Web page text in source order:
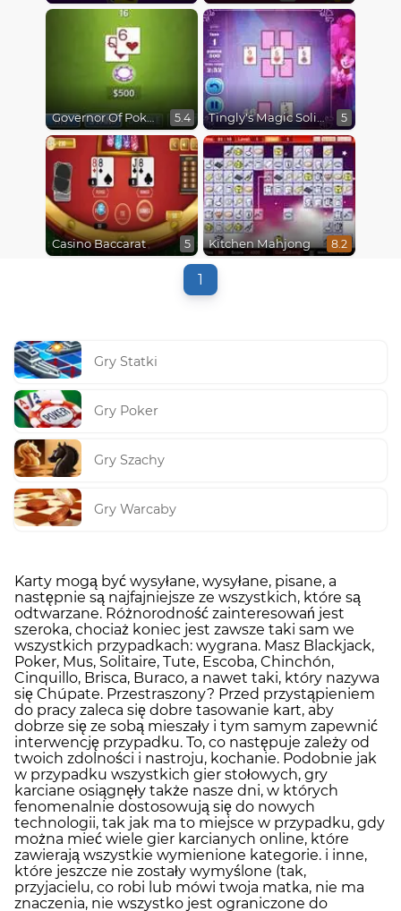
Governor Of Poker: Black Jack 5.4 Tingly's Magic Solitaire 5
Casino Baccarat 5 Kitchen Mahjong 8.2
1
Gry Statki
Gry Poker
Gry Szachy
Gry Warcaby
Karty mogą być wysyłane, wysyłane, pisane, a
następnie są najfajniejsze ze wszystkich, które są
odtwarzane. Różnorodność zainteresowań jest
szeroka, chociaż koniec jest zawsze taki sam we
wszystkich przypadkach: wygrana. Masz Blackjack,
Poker, Mus, Solitaire, Tute, Escoba, Chinchón,
Cinquillo, Brisca, Buraco, a nawet taki, który nazywa
się Chúpate. Przestraszony? Przed przystąpieniem
do pracy zaleca się dobre tasowanie kart, aby
dobrze się ze sobą mieszały i tym samym zapewnić
interwencję przypadku. To, co następuje zależy od
twoich zdolności i nastroju, kochanie. Podobnie jak
w przypadku wszystkich gier stołowych, gry
karciane osiągnęły także nasze dni, w których
fenomenalnie dostosowują się do nowych
technologii, tak jak ma to miejsce w przypadku, gdy
można mieć wiele gier karcianych online, które
zawierają wszystkie wymienione kategorie. i inne,
które jeszcze nie zostały wymyślone (tak,
przyjacielu, co robi lub mówi twoja matka, nie ma
znaczenia, nie wszystko jest ograniczone do